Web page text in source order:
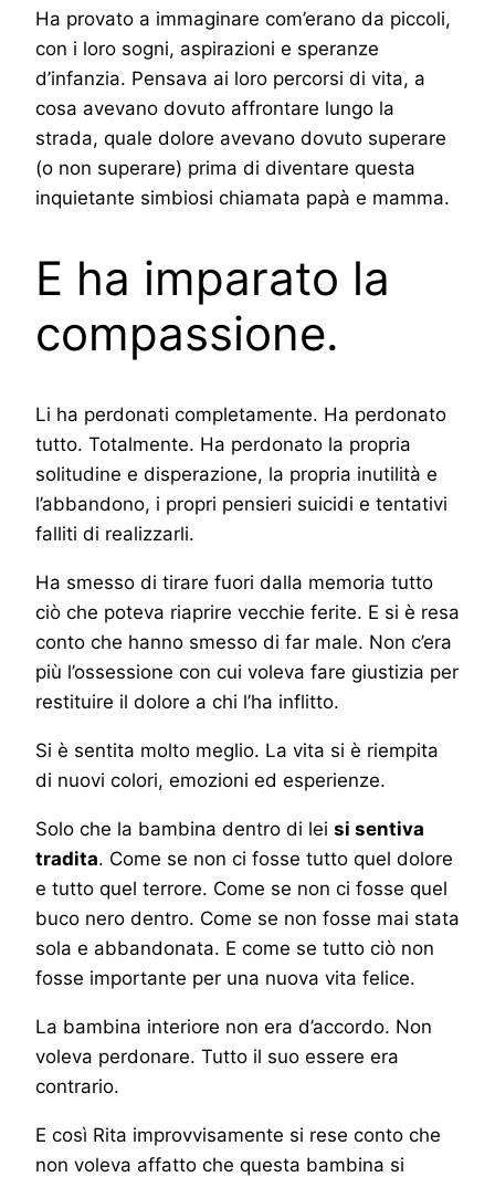
Ha provato a immaginare com’erano da piccoli,
con i loro sogni, aspirazioni e speranze
d’infanzia. Pensava ai loro percorsi di vita, a
cosa avevano dovuto affrontare lungo la
strada, quale dolore avevano dovuto superare
(o non superare) prima di diventare questa
inquietante simbiosi chiamata papà e mamma.
E ha imparato la
compassione.
Li ha perdonati completamente. Ha perdonato
tutto. Totalmente. Ha perdonato la propria
solitudine e disperazione, la propria inutilità e
l’abbandono, i propri pensieri suicidi e tentativi
falliti di realizzarli.
Ha smesso di tirare fuori dalla memoria tutto
ciò che poteva riaprire vecchie ferite. E si è resa
conto che hanno smesso di far male. Non c’era
più l’ossessione con cui voleva fare giustizia per
restituire il dolore a chi l’ha inflitto.
Si è sentita molto meglio. La vita si è riempita
di nuovi colori, emozioni ed esperienze.
Solo che la bambina dentro di lei si sentiva
tradita. Come se non ci fosse tutto quel dolore
e tutto quel terrore. Come se non ci fosse quel
buco nero dentro. Come se non fosse mai stata
sola e abbandonata. E come se tutto ciò non
fosse importante per una nuova vita felice.
La bambina interiore non era d’accordo. Non
voleva perdonare. Tutto il suo essere era
contrario.
E così Rita improvvisamente si rese conto che
non voleva affatto che questa bambina si